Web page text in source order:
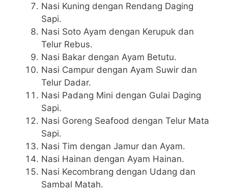
Nasi Kuning dengan Rendang Daging
Sapi.
Nasi Soto Ayam dengan Kerupuk dan
Telur Rebus.
Nasi Bakar dengan Ayam Betutu.
Nasi Campur dengan Ayam Suwir dan
Telur Dadar.
Nasi Padang Mini dengan Gulai Daging
Sapi.
Nasi Goreng Seafood dengan Telur Mata
Sapi.
Nasi Tim dengan Jamur dan Ayam.
Nasi Hainan dengan Ayam Hainan.
Nasi Kecombrang dengan Udang dan
Sambal Matah.